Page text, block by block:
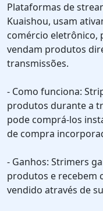
Plataformas de
Kuaishou, usam
comércio eletrônico,
vendam produtos
transmissões.
- Como funciona:
produtos durante a
pode comprá-los
de compra
- Ganhos: Strimers
produtos e recebem
vendido através de